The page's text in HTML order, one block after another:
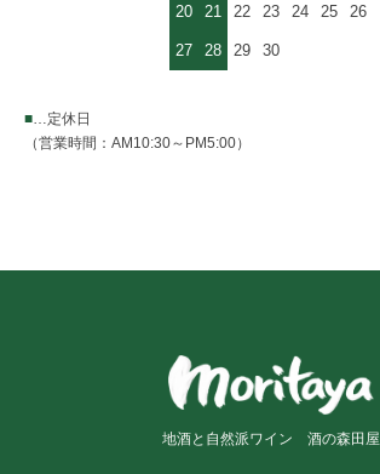
20 21 22 23 24 25 26
27 28 29 30
■ …定休日
（営業時間：AM10:30～PM5:00）
地酒と自然派ワイン 酒の森田屋